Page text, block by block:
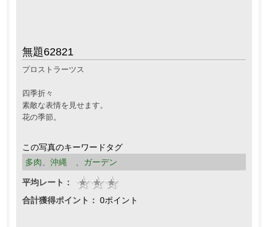
無題62821
プロストラーツス
四季折々
素敵な表情を見せます。
花の季節。
この写真のキーワードタグ
多肉
沖縄 ガーデン
平均レート：
合計獲得ポイント： 0ポイント